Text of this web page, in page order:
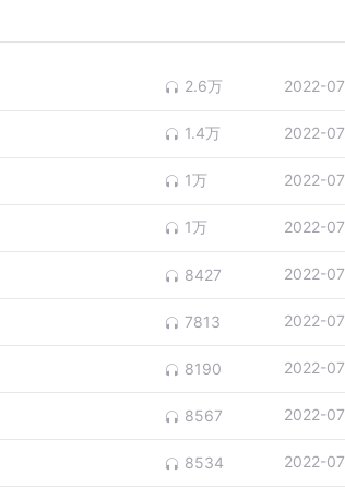
2.6万 2022-07
1.4万 2022-07
1万 2022-07
1万 2022-07
8427 2022-07
7813 2022-07
8190 2022-07
8567 2022-07
8534 2022-07